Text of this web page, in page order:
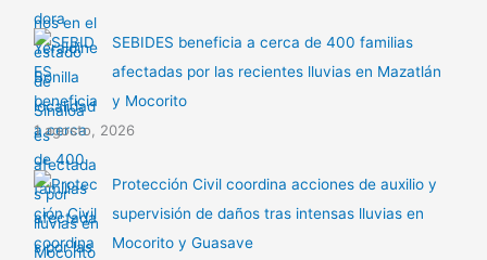
SEBIDES beneficia a cerca de 400 familias
afectadas por las recientes lluvias en Mazatlán
y Mocorito
1 agosto, 2026
Protección Civil coordina acciones de auxilio y
supervisión de daños tras intensas lluvias en
Mocorito y Guasave